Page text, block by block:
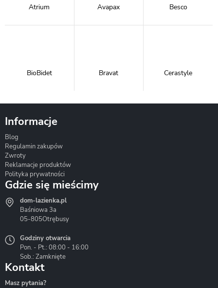
Atrium Avapax Besco
BioBidet Bravat Cerastyle
Hydrostop
Liveno
Informacje
Blog
Regulamin zakupów
Zwroty
Reklamacje produktów
Polityka prywatności
Gdzie się mieścimy
dom-lazienka.pl
Baśniowa 3a
05-805Otrębusy
Godziny otwarcia
Pon. - Pt.: 08:00 - 16:00
Sob.: Zamknięte
Kontakt
Masz pytania?